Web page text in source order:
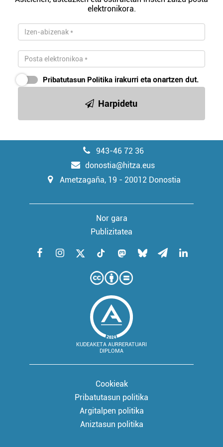
fitxategiak erabiltzen ditu. Zure esperientzia eta
zerbitzuak hobetzeko asmoz, cookie teknologiaz
baliatzen gara. Ohar hau onartuz gero, teknologia hori
erabiltzeko baimen esplizitua ematen diguzu.Gehiago
irakurri
elektronikora.
Pribatutasun Politika irakurri eta onartzen dut.
Harpidetu
943-46 72 36
donostia@hitza.eus
Ametzagaña, 19 - 20012 Donostia
Nor gara
Publizitatea
KUDEAKETA AURRERATUARI
DIPLOMA
Cookieak
Pribatutasun politika
Argitalpen politika
Aniztasun politika